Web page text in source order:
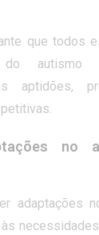
que todos
do autismo
aptidões,
no
adaptações